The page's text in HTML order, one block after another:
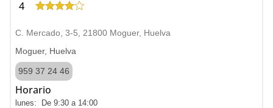
4
C. Mercado, 3-5, 21800 Moguer, Huelva
Moguer, Huelva
959 37 24 46
Horario
lunes: De 9:30 a 14:00